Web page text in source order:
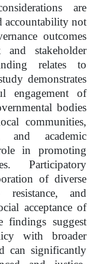
are
accountability not
outcomes
stakeholder
relates to
demonstrates
engagement of
bodies
communities,
and academic
in promoting
Participatory
of diverse
resistance, and
acceptance of
findings suggest
with broader
can significantly